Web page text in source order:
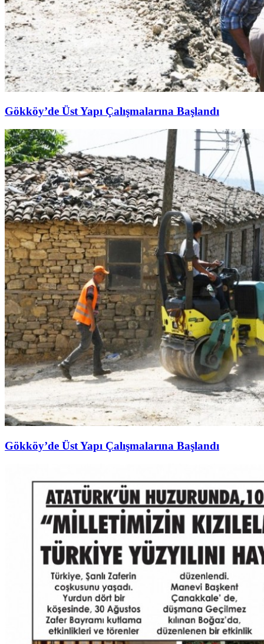
Gökköy’de Üst Yapı Çalışmalarına Başlandı
Gökköy’de Üst Yapı Çalışmalarına Başlandı